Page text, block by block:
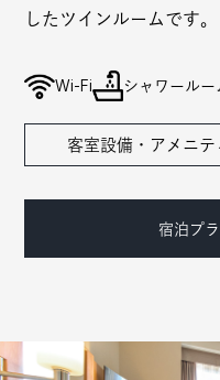
したツインルームです。
Wi-Fi シャワールー
客室設備・アメニ
宿泊プ